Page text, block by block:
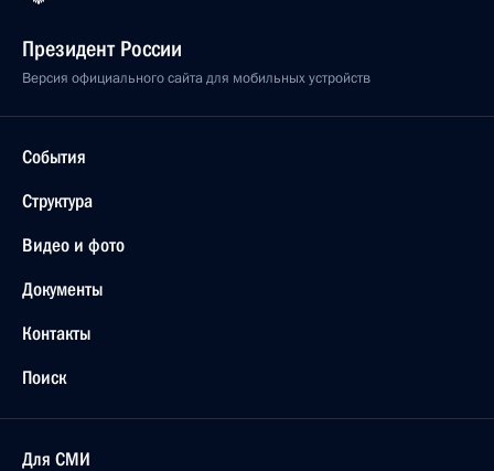
Президент России
Версия официального сайта для мобильных устройств
События
Структура
Видео и фото
Документы
Контакты
Поиск
Для СМИ